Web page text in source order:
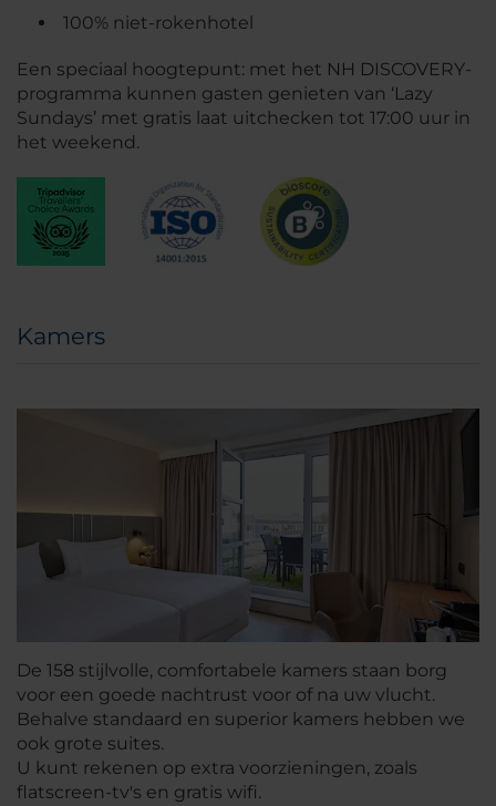
100% niet-rokenhotel
Een speciaal hoogtepunt: met het NH DISCOVERY-
programma kunnen gasten genieten van ‘Lazy
Sundays’ met gratis laat uitchecken tot 17:00 uur in
het weekend.
Kamers
De 158 stijlvolle, comfortabele kamers staan borg
voor een goede nachtrust voor of na uw vlucht.
Behalve standaard en superior kamers hebben we
ook grote suites.
U kunt rekenen op extra voorzieningen, zoals
flatscreen-tv's en gratis wifi.